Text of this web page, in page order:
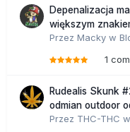
Depenalizacja
większym
Przez Macky w
1
Rudealis Skunk
odmian outdoor
Przez THC-THC w